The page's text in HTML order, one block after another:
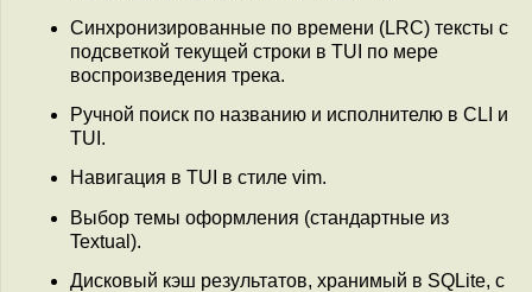
Синхронизированные по времени (LRC) тексты с
подсветкой текущей строки в TUI по мере
воспроизведения трека.
Ручной поиск по названию и исполнителю в CLI и
TUI.
Навигация в TUI в стиле vim.
Выбор темы оформления (стандартные из
Textual).
Дисковый кэш результатов, хранимый в SQLite, с